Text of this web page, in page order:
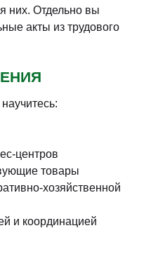
них. Отдельно вы
акты из трудового
центров
товары
хозяйственной
и координацией